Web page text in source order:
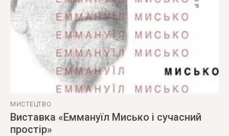
МИСТЕЦТВО
Виставка «Еммануїл Мисько і сучасний
простір»